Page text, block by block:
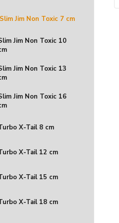
Slim Jim Non Toxic 7 cm
Jim Non Toxic 10
Jim Non Toxic 13
Jim Non Toxic 16
X-Tail 8 cm
X-Tail 12 cm
X-Tail 15 cm
X-Tail 18 cm